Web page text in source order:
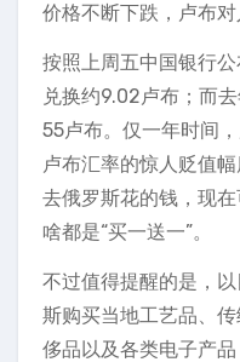
价格不断下跌，卢布对
按照上周五中国银行
兑换约9.02卢布；而
55卢布。仅一年时间
卢布汇率的惊人贬值
去俄罗斯花的钱，现
啥都是“买一送一”。
不过值得提醒的是，
斯购买当地工艺品、
侈品以及各类电子产